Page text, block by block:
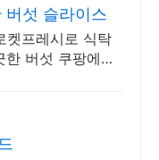
버섯 슬라이스
켓프레시로 식탁
버섯 쿠팡에서